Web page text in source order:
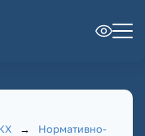
→
Нормативно-